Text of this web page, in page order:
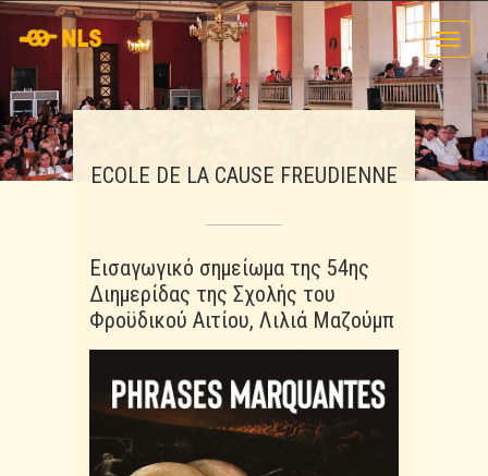
ΕCOLE DE LA CAUSE FREUDIENNE
Εισαγωγικό σημείωμα της 54ης
Διημερίδας της Σχολής του
Φροϋδικού Αιτίου, Λιλιά Μαζούμπ